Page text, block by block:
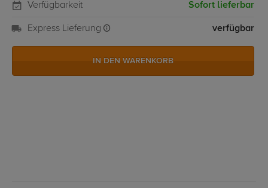
Verfügbarkeit Sofort lieferbar
Express Lieferung verfügbar
IN DEN WARENKORB